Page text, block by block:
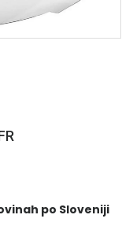
po Sloveniji